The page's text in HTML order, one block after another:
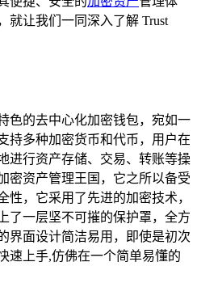
就让我们一同深入了解 Trust
色的去中心化加密钱包，宛如一
持多种加密货币和代币，用户在
进行资产存储、交易、转账等操
密资产管理王国，它之所以备受
性，它采用了先进的加密技术，
了一层坚不可摧的保护罩，全方
界面设计简洁易用，即使是初次
速上手,仿佛在一个简单易懂的